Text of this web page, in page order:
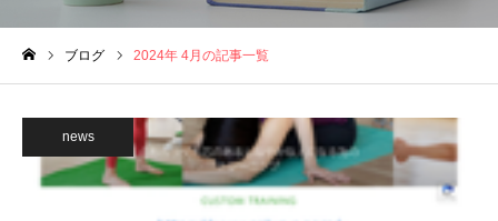
ブログ 2024年 4月の記事一覧
news